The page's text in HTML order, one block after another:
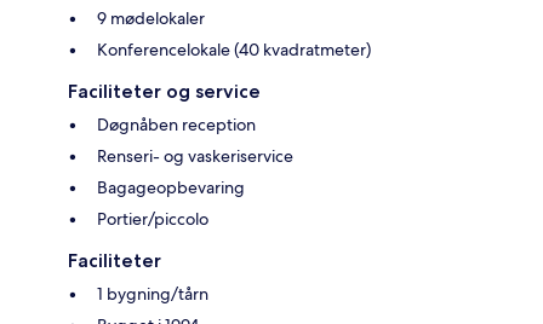
9 mødelokaler
Konferencelokale (40 kvadratmeter)
Faciliteter og service
Døgnåben reception
Renseri- og vaskeriservice
Bagageopbevaring
Portier/piccolo
Faciliteter
1 bygning/tårn